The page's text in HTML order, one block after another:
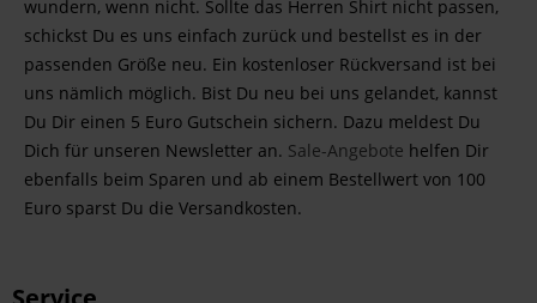
wundern, wenn nicht. Sollte das Herren Shirt nicht passen,
schickst Du es uns einfach zurück und bestellst es in der
passenden Größe neu. Ein kostenloser Rückversand ist bei
uns nämlich möglich. Bist Du neu bei uns gelandet, kannst
Du Dir einen 5 Euro Gutschein sichern. Dazu meldest Du
Dich für unseren Newsletter an. Sale-Angebote helfen Dir
ebenfalls beim Sparen und ab einem Bestellwert von 100
Euro sparst Du die Versandkosten.